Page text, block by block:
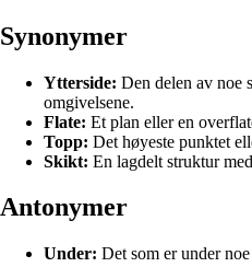
Synonymer
Ytterside: Den delen av noe
omgivelsene.
Flate: Et plan eller en
Topp: Det høyeste punktet
Skikt: En lagdelt struktur
Antonymer
Under: Det som er under